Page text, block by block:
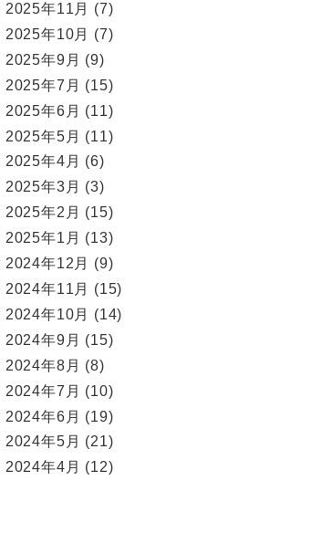
2025年11月 (7)
2025年10月 (7)
2025年9月 (9)
2025年7月 (15)
2025年6月 (11)
2025年5月 (11)
2025年4月 (6)
2025年3月 (3)
2025年2月 (15)
2025年1月 (13)
2024年12月 (9)
2024年11月 (15)
2024年10月 (14)
2024年9月 (15)
2024年8月 (8)
2024年7月 (10)
2024年6月 (19)
2024年5月 (21)
2024年4月 (12)